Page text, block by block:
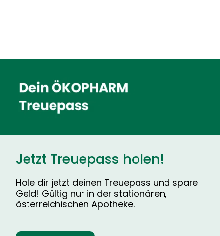
Jetzt Treuepass holen!
Hole dir jetzt deinen Treuepass und spare
Geld! Gültig nur in der stationären,
österreichischen Apotheke.